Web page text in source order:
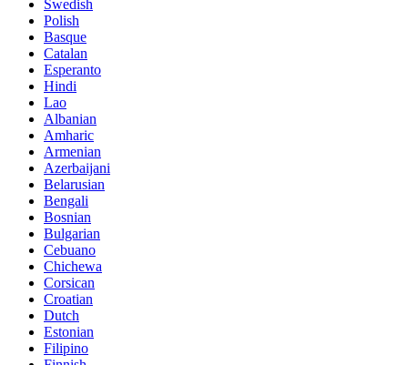
Swedish
Polish
Basque
Catalan
Esperanto
Hindi
Lao
Albanian
Amharic
Armenian
Azerbaijani
Belarusian
Bengali
Bosnian
Bulgarian
Cebuano
Chichewa
Corsican
Croatian
Dutch
Estonian
Filipino